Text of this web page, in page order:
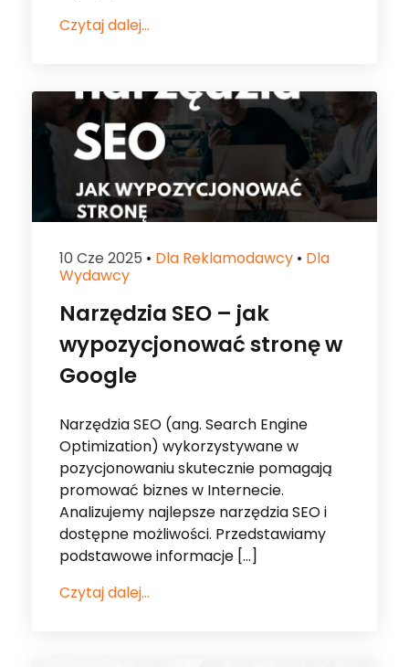
10 Cze 2025 • Dla Reklamodawcy•Dla
Wydawcy
Narzędzia SEO – jak
wypozycjonować stronę w
Google
Narzędzia SEO (ang. Search Engine
Optimization) wykorzystywane w
pozycjonowaniu skutecznie pomagają
Analizujemy najlepsze narzędzia SEO i
dostępne możliwości. Przedstawiamy
podstawowe informacje […]
Czytaj dalej...